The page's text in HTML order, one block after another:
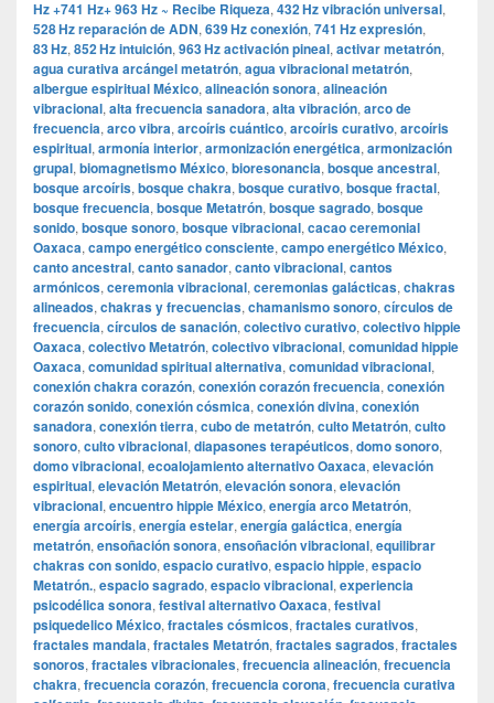
Hz +741 Hz+ 963 Hz ~ Recibe Riqueza, 432 Hz vibración universal,
528 Hz reparación de ADN, 639 Hz conexión, 741 Hz expresión,
83 Hz, 852 Hz intuición, 963 Hz activación pineal, activar metatrón,
agua curativa arcángel metatrón, agua vibracional metatrón,
albergue espiritual México, alineación sonora, alineación
vibracional, alta frecuencia sanadora, alta vibración, arco de
frecuencia, arco vibra, arcoíris cuántico, arcoíris curativo, arcoíris
espiritual, armonía interior, armonización energética, armonización
grupal, biomagnetismo México, bioresonancia, bosque ancestral,
bosque arcoíris, bosque chakra, bosque curativo, bosque fractal,
bosque frecuencia, bosque Metatrón, bosque sagrado, bosque
sonido, bosque sonoro, bosque vibracional, cacao ceremonial
Oaxaca, campo energético consciente, campo energético México,
canto ancestral, canto sanador, canto vibracional, cantos
armónicos, ceremonia vibracional, ceremonias galácticas, chakras
alineados, chakras y frecuencias, chamanismo sonoro, círculos de
frecuencia, círculos de sanación, colectivo curativo, colectivo hippie
Oaxaca, colectivo Metatrón, colectivo vibracional, comunidad hippie
Oaxaca, comunidad spiritual alternativa, comunidad vibracional,
conexión chakra corazón, conexión corazón frecuencia, conexión
corazón sonido, conexión cósmica, conexión divina, conexión
sanadora, conexión tierra, cubo de metatrón, culto Metatrón, culto
sonoro, culto vibracional, diapasones terapéuticos, domo sonoro,
domo vibracional, ecoalojamiento alternativo Oaxaca, elevación
espiritual, elevación Metatrón, elevación sonora, elevación
vibracional, encuentro hippie México, energía arco Metatrón,
energía arcoíris, energía estelar, energía galáctica, energía
metatrón, ensoñación sonora, ensoñación vibracional, equilibrar
chakras con sonido, espacio curativo, espacio hippie, espacio
Metatrón., espacio sagrado, espacio vibracional, experiencia
psicodélica sonora, festival alternativo Oaxaca, festival
psiquedelico México, fractales cósmicos, fractales curativos,
fractales mandala, fractales Metatrón, fractales sagrados, fractales
sonoros, fractales vibracionales, frecuencia alineación, frecuencia
chakra, frecuencia corazón, frecuencia corona, frecuencia curativa